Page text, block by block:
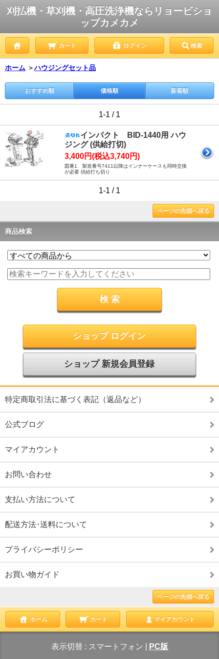
刈払機・草刈機・高圧洗浄機ならリョービショ
ップカメカメ
カート ログイン 検索
ホーム ＞ハウジングセット品
おすすめ順 価格順 新着順
1-1 / 1
インパクト BID-1440用 ハウ
ジング (供給打切)
3,400円(税込3,740円)
図番1 製造番号7411以降はインナーケースも同時交換
が必要 供給打ち切り
1-1 / 1
ページの先頭へ戻る
商品検索
ショップ ログイン
ショップ 新規会員登録
特定商取引法に基づく表記（返品など）
公式ブログ
マイアカウント
お問い合わせ
支払い方法について
配送方法･送料について
プライバシーポリシー
お買い物ガイド
ページの先頭へ戻る
ホーム カート マイアカウント
表示切替 : スマートフォン PC版